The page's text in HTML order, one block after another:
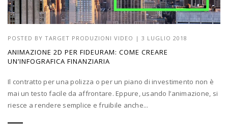
POSTED BY TARGET PRODUZIONI VIDEO | 3 LUGLIO 2018
ANIMAZIONE 2D PER FIDEURAM: COME CREARE
UN’INFOGRAFICA FINANZIARIA
Il contratto per una polizza o per un piano di investimento non è
mai un testo facile da affrontare. Eppure, usando l’animazione, si
riesce a rendere semplice e fruibile anche...